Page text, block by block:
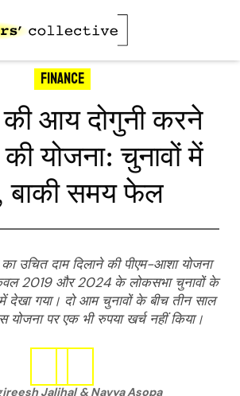
Finance
की आय दोगुनी करने
की योजना: चुनावों में
बाकी समय फेल
उचित दाम दिलाने की पीएम-आशा योजना
2019 और 2024 के लोकसभा चुनावों के
देखा गया। दो आम चुनावों के बीच तीन साल
पर एक भी रुपया खर्च नहीं किया।
Jalihal & Navya Asopa